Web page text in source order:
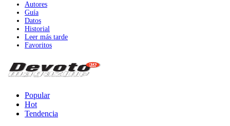
Autores
Guía
Datos
Historial
Leer más tarde
Favoritos
Popular
Hot
Tendencia